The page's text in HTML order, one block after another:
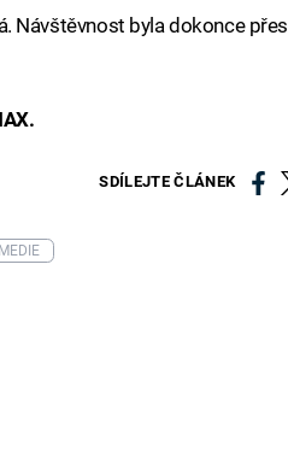
Návštěvnost byla dokonce přes
SDÍLEJTE ČLÁNEK